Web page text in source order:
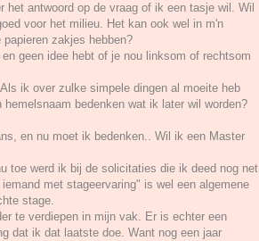
antwoord op de vraag of ik een tasje wil. Wil
voor het milieu. Het kan ook wel in m'n
zakjes hebben?
geen idee hebt of je nou linksom of rechtsom
ik over zulke simpele dingen al moeite heb
bedenken wat ik later wil worden?
en nu moet ik bedenken.. Wil ik een Master
toe werd ik bij de solicitaties die ik deed nog net
met stageervaring" is wel een algemene
stage.
te verdiepen in mijn vak. Er is echter een
dat ik dat laatste doe. Want nog een jaar